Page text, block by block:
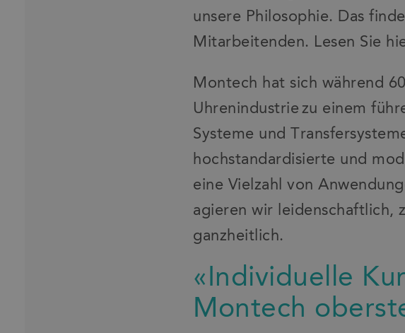
unsere Philosophie. Das
Mitarbeitenden. Lesen Sie
Montech hat sich während
Uhrenindustrie zu einem
Systeme und
hochstandardisierte und
eine Vielzahl von
agieren wir leidenschaftlich,
ganzheitlich.
«Individuelle
Montech